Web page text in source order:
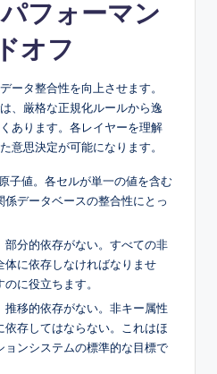
フォーマン
オフ
ータ整合性を向上させます。
、厳格な正規化ルールから逸
あります。各レイヤーを理解
意思決定が可能になります。
原子値。各セルが単一の値を含む
係データベースの整合性にとっ
部分的依存がない。すべての非
体に依存しなければなりませ
に役立ちます。
推移的依存がない。非キー属性
依存してはならない。これはほ
ョンシステムの標準的な目標で